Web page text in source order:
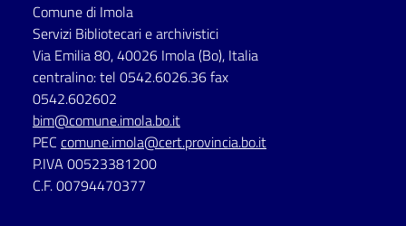
lettura
Seguici
su
Comune di Imola
Servizi Bibliotecari e archivistici
Via Emilia 80, 40026 Imola (Bo), Italia
centralino: tel 0542.6026.36 fax
0542.602602
bim@comune.imola.bo.it
PEC comune.imola@cert.provincia.bo.it
P.IVA 00523381200
C.F. 00794470377